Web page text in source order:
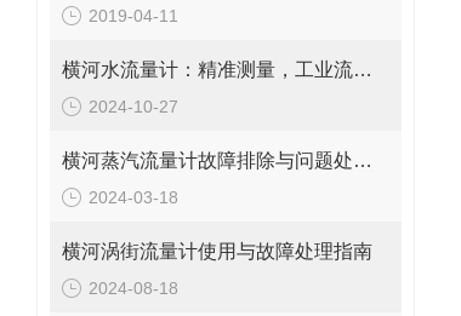
2019-04-11
横河水流量计：精准测量，工业流量的守护者
2024-10-27
横河蒸汽流量计故障排除与问题处理指南
2024-03-18
横河涡街流量计使用与故障处理指南
2024-08-18